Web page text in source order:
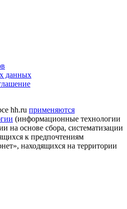
данных
hh.ru применяются
(информационные технологии
на основе сбора, систематизации
к предпочтениям
находящихся на территории